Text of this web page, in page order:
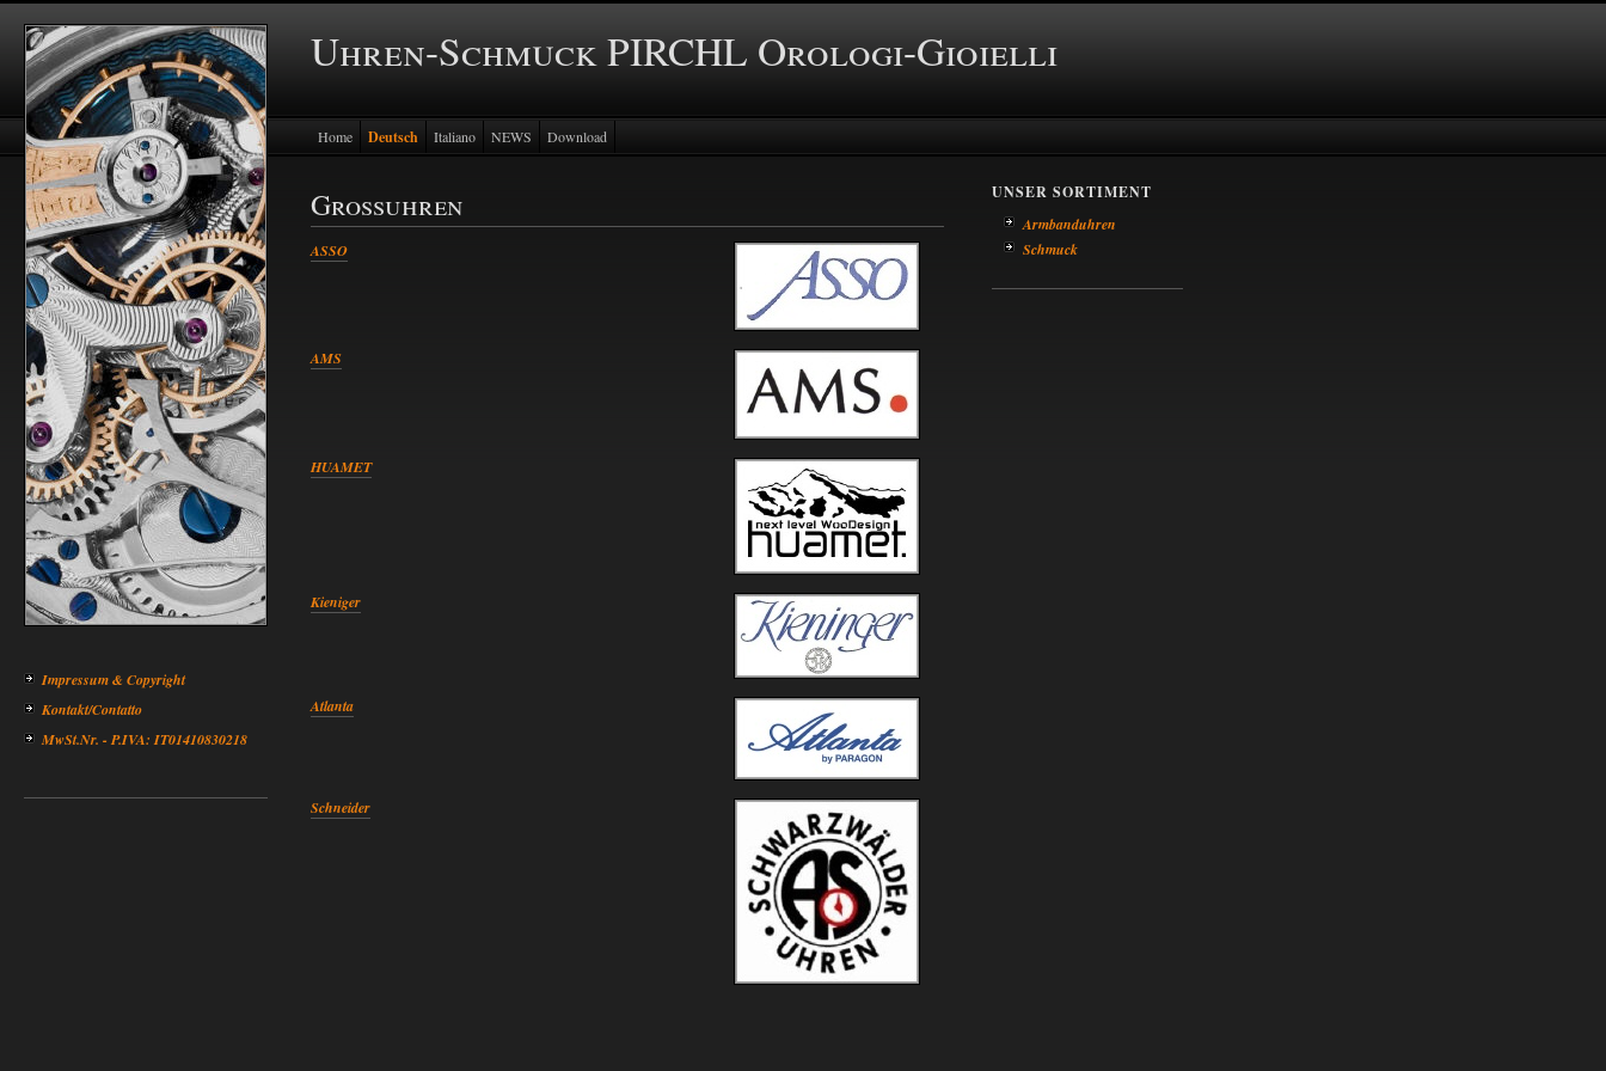
Uhren-Schmuck PIRCHL Orologi-Gioielli
Impressum & Copyright
Kontakt/Contatto
MwSt.Nr. - P.IVA: IT01410830218
Home Deutsch Italiano NEWS Download
Grossuhren
ASSO
AMS
HUAMET
Kieniger
Atlanta
Schneider
UNSER SORTIMENT
Armbanduhren
Schmuck